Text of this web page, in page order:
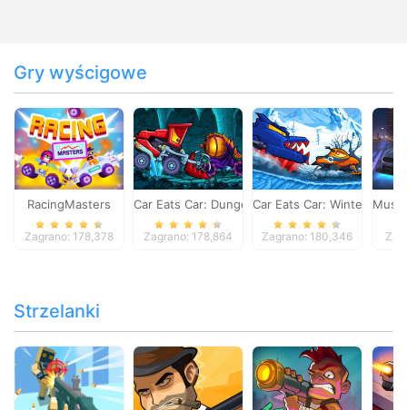
Gry wyścigowe
RacingMasters
Zagrano: 178,378
Car Eats Car: Dungeon Adventure
Zagrano: 178,864
Car Eats Car: Winter
Zagrano: 180,346
Strzelanki